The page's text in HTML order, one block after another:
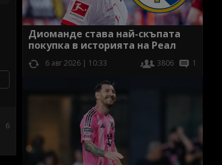
6
Диоманде става най-скъпата
покупка в историята на Реал
6 авг 2026 | 10:33 3806 1